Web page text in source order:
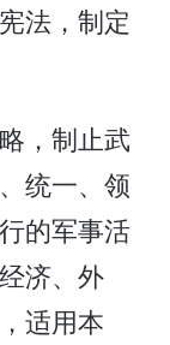
法，制定
，制止武
统一、领
的军事活
济、外
适用本